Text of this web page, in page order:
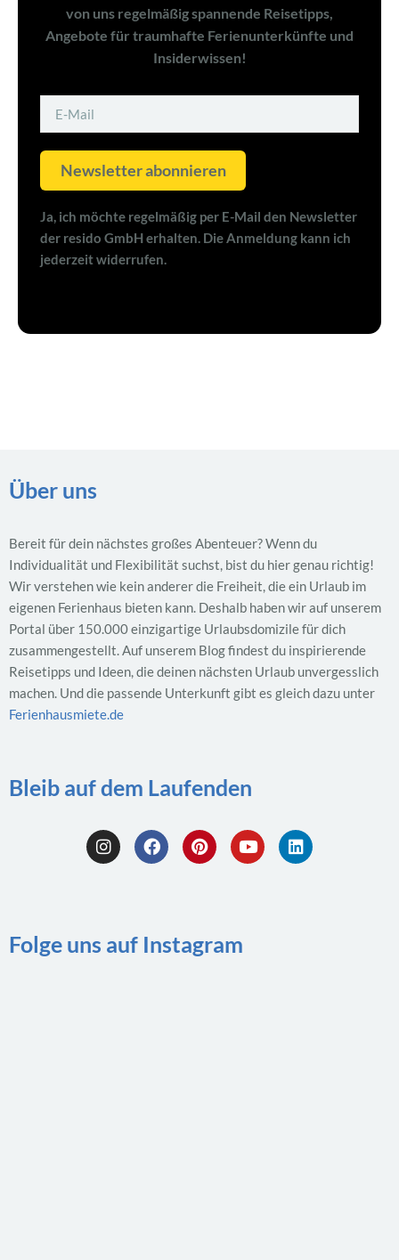
von uns regelmäßig spannende Reisetipps,
Angebote für traumhafte Ferienunterkünfte und
Insiderwissen!
Newsletter abonnieren
Ja, ich möchte regelmäßig per E-Mail den Newsletter
der resido GmbH erhalten. Die Anmeldung kann ich
jederzeit widerrufen.
Über uns
Bereit für dein nächstes großes Abenteuer? Wenn du
Individualität und Flexibilität suchst, bist du hier genau richtig!
Wir verstehen wie kein anderer die Freiheit, die ein Urlaub im
eigenen Ferienhaus bieten kann. Deshalb haben wir auf unserem
Portal über 150.000 einzigartige Urlaubsdomizile für dich
zusammengestellt. Auf unserem Blog findest du inspirierende
Reisetipps und Ideen, die deinen nächsten Urlaub unvergesslich
machen. Und die passende Unterkunft gibt es gleich dazu unter
Ferienhausmiete.de
Bleib auf dem Laufenden
Folge uns auf Instagram